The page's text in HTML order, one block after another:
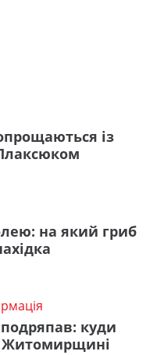
із
на який гриб
куди
Житомирщині